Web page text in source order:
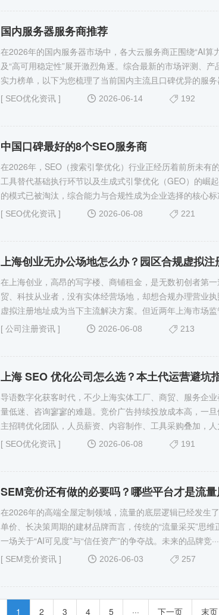
国内服务器服务商推荐
在2026年的国内服务器市场中，各大云服务商正围绕“AI算
及“高可用稳定性”展开激烈角逐。综合最新的市场评测、
实力榜单，以下为您梳理了当前国内主流且口碑优异的服务
[ SEO优化资讯 ] 2026-06-14 192
中国口碑最好的8个SEO服务商
在2026年，SEO（搜索引擎优化）行业正经历着前所未有
工具替代基础执行环节以及生成式引擎优化（GEO）的崛
的模式已被淘汰，综合能力与合规性成为企业选择的核心标
[ SEO优化资讯 ] 2026-06-08 221
在上海创业，高昂的写字楼、商铺租金，是无数初创者第
贸、科技从业者，没有实体经营场地，却想合规办理营业
虚拟注册地址成为当下主流解决方案。但近两年上海市场监
[ 公司注册资讯 ] 2026-06-08 213
导语数字化获客时代，不少上海实体工厂、商贸、服务企
量低迷、咨询寥寥的难题。竞价广告持续投放成本高，一
主招聘优化团队，人员薪资、内容制作、工具采购叠加，人
[ SEO优化资讯 ] 2026-06-08 191
SEM竞价还有做的必要吗？哪些平台才是流量
在2026年的高端全屋定制领域，流量的底层逻辑已经发生
单价、长决策周期的建材品牌而言，传统的“流量采买”思
一场关于“AI可见度”与“信任资产”的争夺战。未来的品牌竞···
[ SEM竞价资讯 ] 2026-06-03 257
1 2 3 4 5 ··· 下一页 末页